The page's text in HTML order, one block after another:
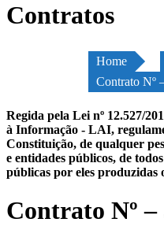
Contratos
Home
Contrato Nº
Regida pela Lei nº 12.527/
à Informação - LAI,
Constituição, de qualquer
e entidades públicos, de
públicas por eles produzidas
Contrato Nº –